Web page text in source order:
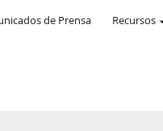
de Prensa Recursos